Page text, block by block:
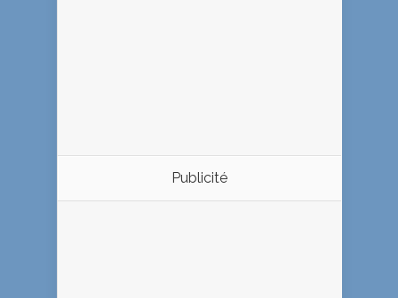
Publicité